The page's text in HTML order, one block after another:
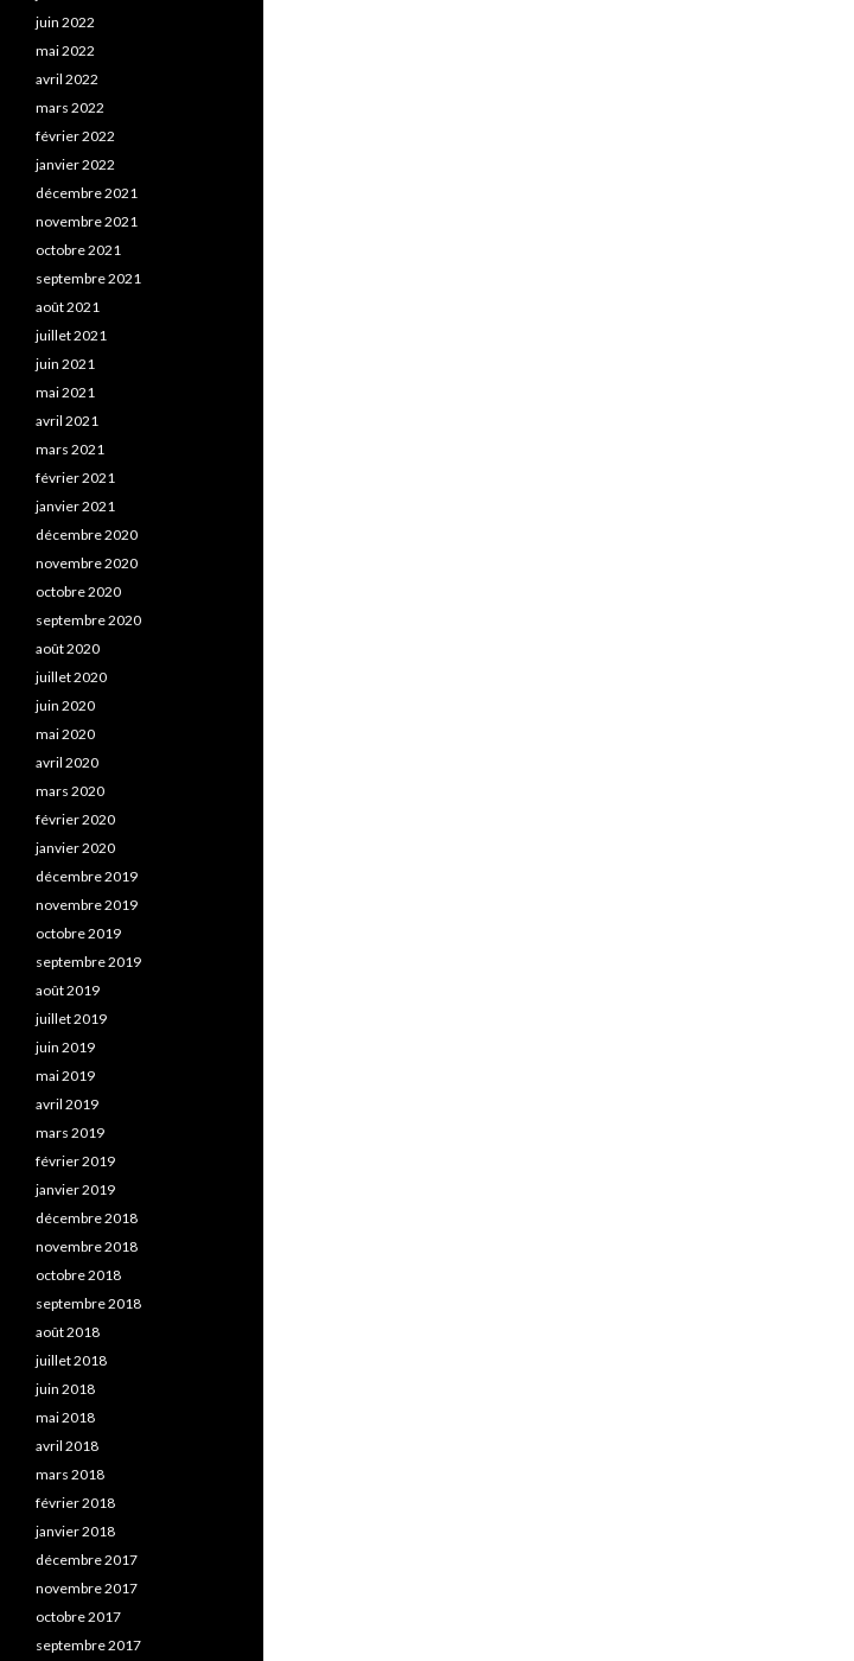
juin 2022
mai 2022
avril 2022
mars 2022
février 2022
janvier 2022
décembre 2021
novembre 2021
octobre 2021
septembre 2021
août 2021
juillet 2021
juin 2021
mai 2021
avril 2021
mars 2021
février 2021
janvier 2021
décembre 2020
novembre 2020
octobre 2020
septembre 2020
août 2020
juillet 2020
juin 2020
mai 2020
avril 2020
mars 2020
février 2020
janvier 2020
décembre 2019
novembre 2019
octobre 2019
septembre 2019
août 2019
juillet 2019
juin 2019
mai 2019
avril 2019
mars 2019
février 2019
janvier 2019
décembre 2018
novembre 2018
octobre 2018
septembre 2018
août 2018
juillet 2018
juin 2018
mai 2018
avril 2018
mars 2018
février 2018
janvier 2018
décembre 2017
novembre 2017
octobre 2017
septembre 2017